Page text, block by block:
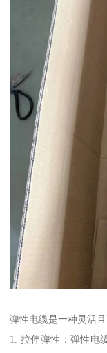
弹性电缆是一种灵活
1. 拉伸弹性：弹性电